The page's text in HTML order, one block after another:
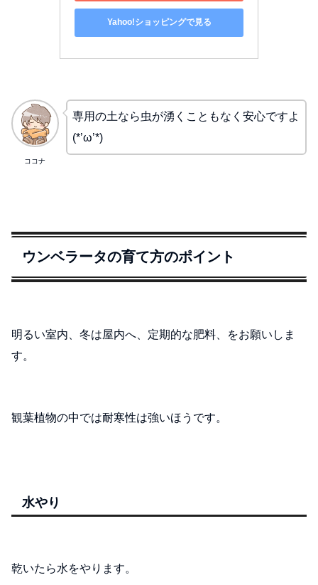
Yahoo!ショッピングで見る
ココナ
専用の土なら虫が湧くこともなく安心ですよ
(*’ω’*)
ウンベラータの育て方のポイント
明るい室内、冬は屋内へ、定期的な肥料、をお願いしま
す。
観葉植物の中では耐寒性は強いほうです。
水やり
乾いたら水をやります。